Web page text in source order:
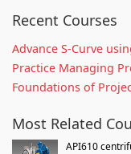
Recent Courses
Advance S-Curve
Practice Managing
Foundations of
Most Related
API610